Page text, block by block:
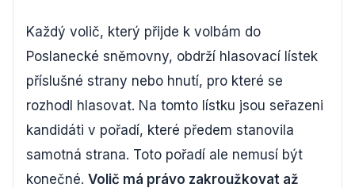
Každý volič, který přijde k volbám do
Poslanecké sněmovny, obdrží hlasovací lístek
příslušné strany nebo hnutí, pro které se
rozhodl hlasovat. Na tomto lístku jsou seřazeni
kandidáti v pořadí, které předem stanovila
samotná strana. Toto pořadí ale nemusí být
konečné. Volič má právo zakroužkovat až